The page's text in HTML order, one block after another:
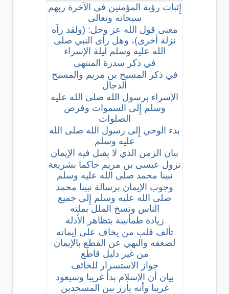
إِثبات رؤية المؤمنين في الآخرة ربهم
سبحانه وتعالى
معنى قول الله عز وجل: (ولقد رآه
نزلة أخرى)، وهل رأى النبي صلى
الله عليه وسلم ليلة الإسراء
في ذكر سدرة المنتهى
في ذكر المسيح بن مريم والمسيح
الدجال
الإسراء برسول الله صلى الله عليه
وسلم إِلى السموات وفرض
الصلوات
بدء الوحي إِلى رسول الله صلى الله
عليه وسلم
بيان الزمن الذي لا يقبل فيه الإيمان
نزول عيسى بن مريم حاكما بشريعة
نبينا محمد صلى الله عليه وسلم
وجوب الإيمان برسالة نبينا محمد
صلى الله عليه وسلم إِلى جميع
الناس ونسخ الملل بملته
زيادة طمأنينة بتظاهر الأَدلة
تألف قلب من يخاف على إيمانه
لضعفه والنهي عن القطع بالإيمان
من غير دليل قاطع
جواز الاستسرار للخائف
بيان أن الإسلام بدأ غريبا وسيعود
غريبا وأنه يأرز بين المسجدين